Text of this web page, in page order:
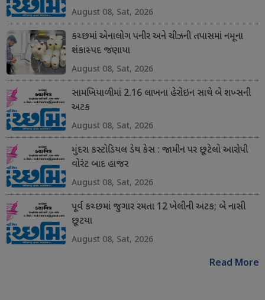
August 08, Sat, 2026
કચ્છમાં એનાલોગ પનીર અને ચીઝની તપાસમાં નમૂના
શંકાસ્પદ જણાયા
August 08, Sat, 2026
સામખિયાળીમાં 2.16 લાખના હેરોઇન સાથે બે શખ્સની
અટક
August 08, Sat, 2026
મુંદરા કસ્ટોડિયલ ડેથ કેસ : જામીન પર છૂટેલો આરોપી
વોરંટ બાદ હાજર
August 08, Sat, 2026
પૂર્વ કચ્છમાં જુગાર રમતા 12 ખેલીની અટક; બે નાસી
છૂટયા
August 08, Sat, 2026
Read More